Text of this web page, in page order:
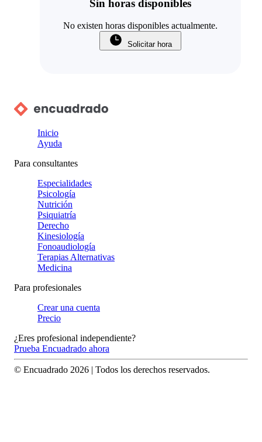
Sin horas disponibles
No existen horas disponibles actualmente.
Solicitar hora
Inicio
Ayuda
Para consultantes
Especialidades
Psicología
Nutrición
Psiquiatría
Derecho
Kinesiología
Fonoaudiología
Terapias Alternativas
Medicina
Para profesionales
Crear una cuenta
Precio
¿Eres profesional independiente?
Prueba Encuadrado ahora
© Encuadrado 2026 | Todos los derechos reservados.